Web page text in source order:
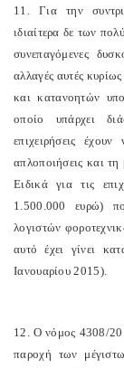
11. Για την
ιδιαίτερα δε των
συνεπαγόμενες
αλλαγές αυτές
και κατανοητών
οποίο υπάρχει
επιχειρήσεις
απλοποιήσεις και
Ειδικά για τις
1.500.000 ευρώ)
λογιστών
αυτό έχει γίνει
Ιανουαρίου 2015).
12. Ο νόμος 4308/
παροχή των